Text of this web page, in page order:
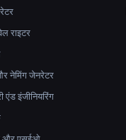
राइटर
नेमिंग जेनरेटर
एंड इंजीनियरिंग